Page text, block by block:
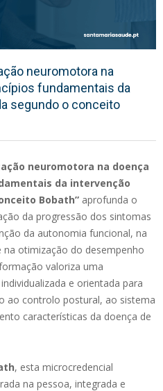
neuromotora na
fundamentais da
segundo o conceito
neuromotora na doença
da intervenção
Bobath” aprofunda o
da progressão dos sintomas
da autonomia funcional, na
na otimização do desempenho
valoriza uma
e orientada para
ao controlo postural, ao sistema
características da doença de
, esta microcredencial
na pessoa, integrada e